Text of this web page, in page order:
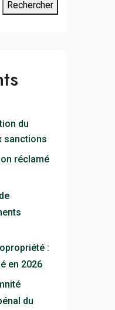
Rechercher
du
sanctions
réclamé
:
en 2026
du